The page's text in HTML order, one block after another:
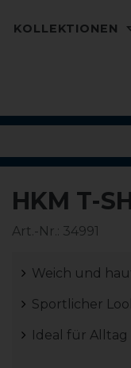
KOLLEKTIONEN
HKM T-
Art.-Nr.: 34991
Weich und
Sportlicher
Ideal für Alltag